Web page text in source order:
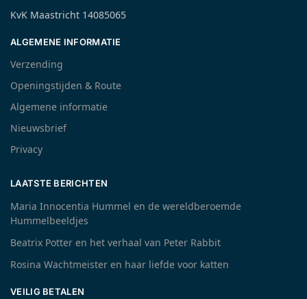
KvK Maastricht 14085065
ALGEMENE INFORMATIE
Verzending
Openingstijden & Route
Algemene informatie
Nieuwsbrief
Privacy
LAATSTE BERICHTEN
Maria Innocentia Hummel en de wereldberoemde
Hummelbeeldjes
Beatrix Potter en het verhaal van Peter Rabbit
Rosina Wachtmeister en haar liefde voor katten
VEILIG BETALEN